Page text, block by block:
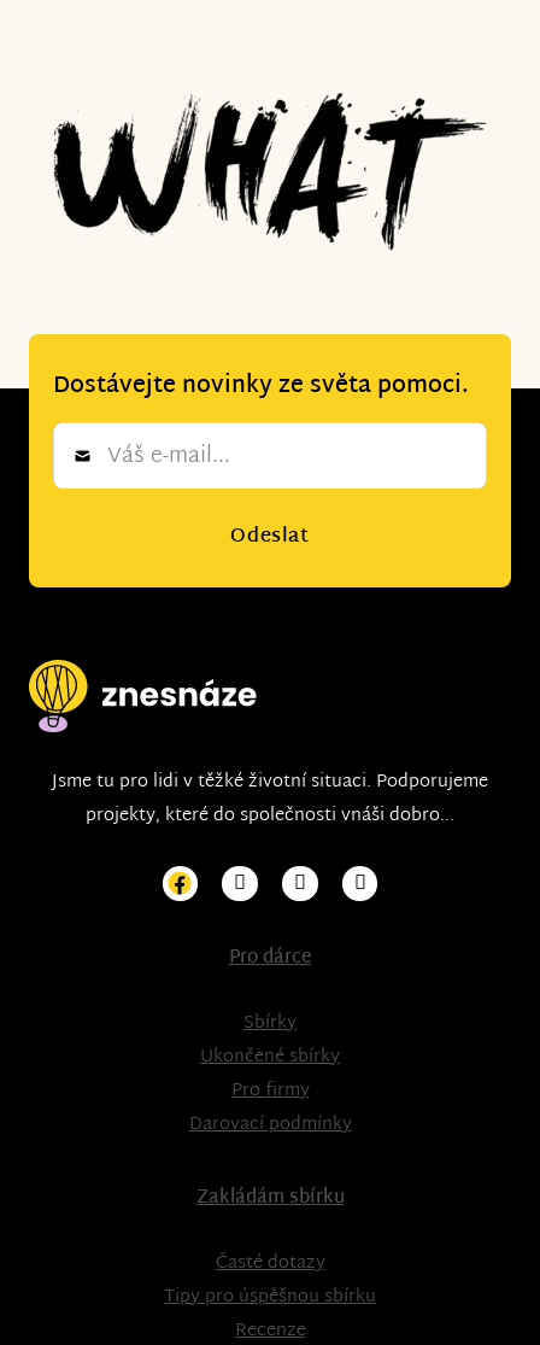
Dostávejte novinky ze světa pomoci.
Newsletter
Odeslat
Jsme tu pro lidi v těžké životní situaci. Podporujeme
projekty, které do společnosti vnáši dobro...
Pro dárce
Sbírky
Ukončené sbírky
Pro firmy
Darovací podmínky
Zakládám sbírku
Časté dotazy
Tipy pro úspěšnou sbírku
Recenze